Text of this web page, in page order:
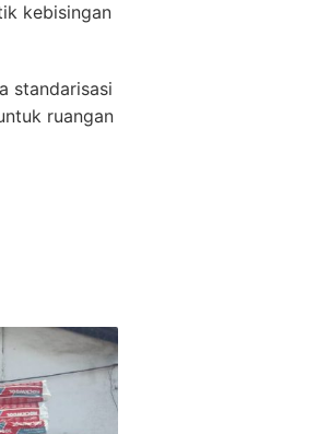
kebisingan
standarisasi
ruangan